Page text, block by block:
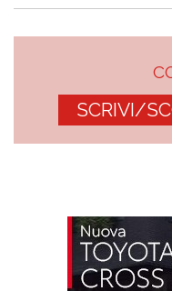
SCRIVI/